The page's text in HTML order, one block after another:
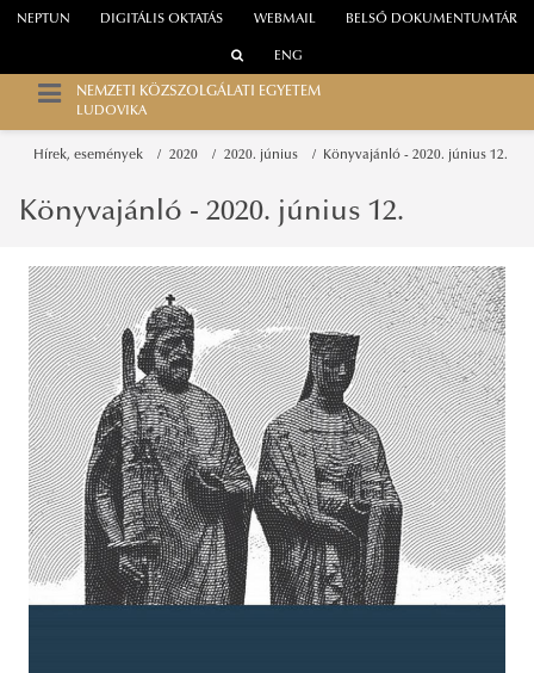
WEBMAIL
NEPTUN DIGITÁLIS OKTATÁS BELSŐ DOKUMENTUMTÁR
ENG
NEMZETI KÖZSZOLGÁLATI EGYETEM
LUDOVIKA
Hírek, események 2020 2020. június Könyvajánló - 2020. június 12.
Könyvajánló - 2020. június 12.